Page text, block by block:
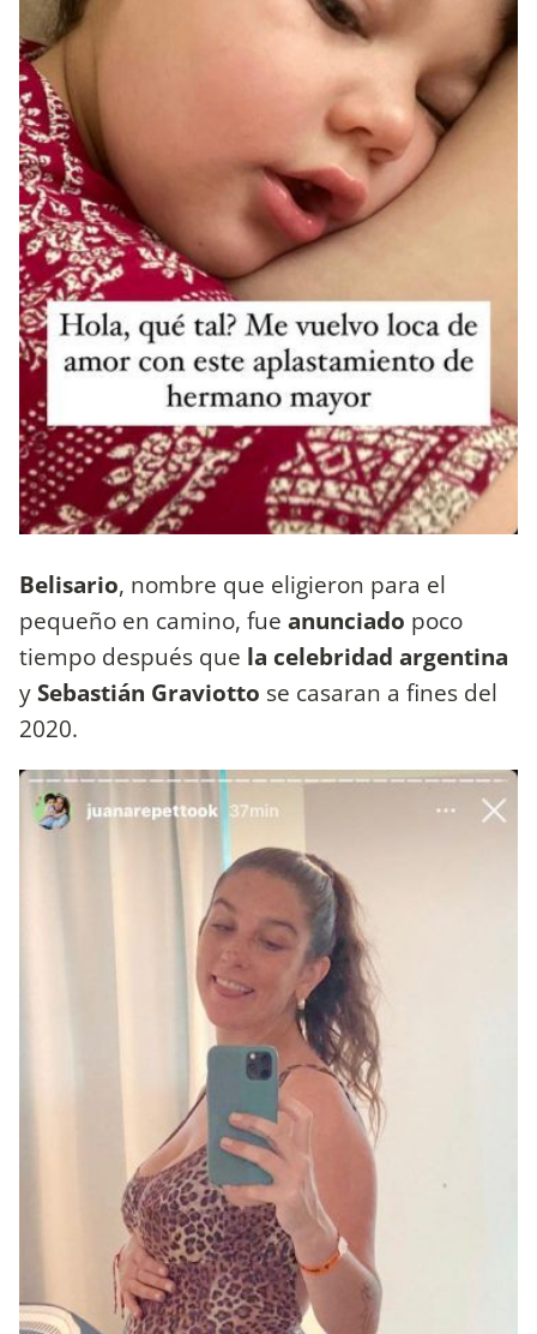
Belisario, nombre que eligieron para el
pequeño en camino, fue anunciado poco
tiempo después que la celebridad argentina
ySebastián Graviotto se casaran a fines del
2020.